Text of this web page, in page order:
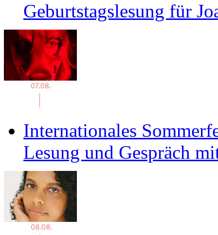
Geburtstagslesung für
Internationales
Lesung und Gespräch